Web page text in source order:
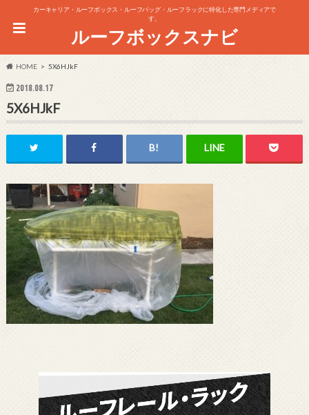
カーキャリア・ルーフボックス・ルーフバッグ・ルーフラックに特化した専門メディアで
す。
ルーフボックスナビ
HOME 5X6HJkF
2018.08.17
5X6HJkF